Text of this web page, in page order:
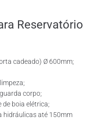
Reservatório
cadeado) Ø 600mm;
corpo;
boia elétrica;
hidráulicas até 150mm